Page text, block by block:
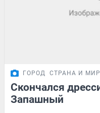
ГОРОД СТРАНА И МИР
Скончался
Запашный